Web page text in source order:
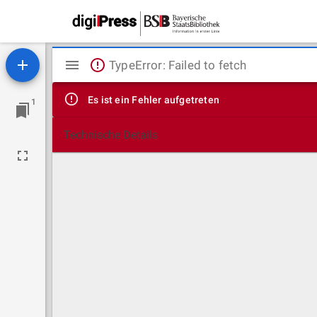
1
Mirador
Viewer
TypeError: Failed to fetch
Es ist ein Fehler aufgetreten
Technische Details